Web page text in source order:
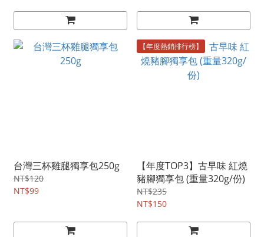
台灣三杯雞腿獨享包250g
NT$120
NT$99
【年度熱銷排行榜】
【年度TOP3】古早味 紅燒
豬腳獨享包 (重量320g/份)
NT$235
NT$150